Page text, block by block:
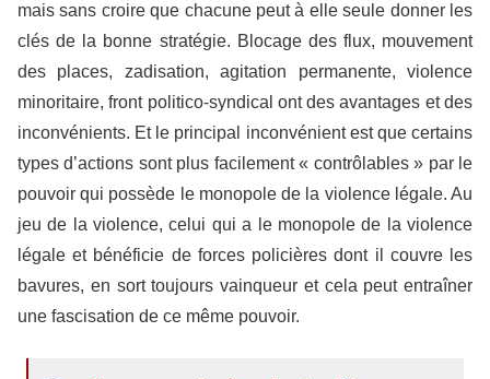
mais sans croire que chacune peut à elle seule donner les
clés de la bonne stratégie. Blocage des flux, mouvement
des places, zadisation, agitation permanente, violence
minoritaire, front politico-syndical ont des avantages et des
inconvénients. Et le principal inconvénient est que certains
types d’actions sont plus facilement « contrôlables » par le
pouvoir qui possède le monopole de la violence légale. Au
jeu de la violence, celui qui a le monopole de la violence
légale et bénéficie de forces policières dont il couvre les
bavures, en sort toujours vainqueur et cela peut entraîner
une fascisation de ce même pouvoir.